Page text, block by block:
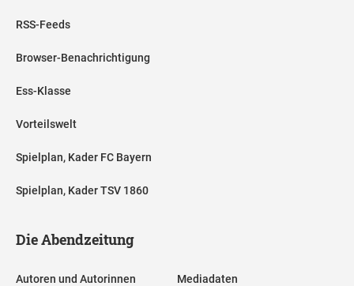
RSS-Feeds
Browser-Benachrichtigung
Ess-Klasse
Vorteilswelt
Spielplan, Kader FC Bayern
Spielplan, Kader TSV 1860
Die Abendzeitung
Autoren und Autorinnen Mediadaten